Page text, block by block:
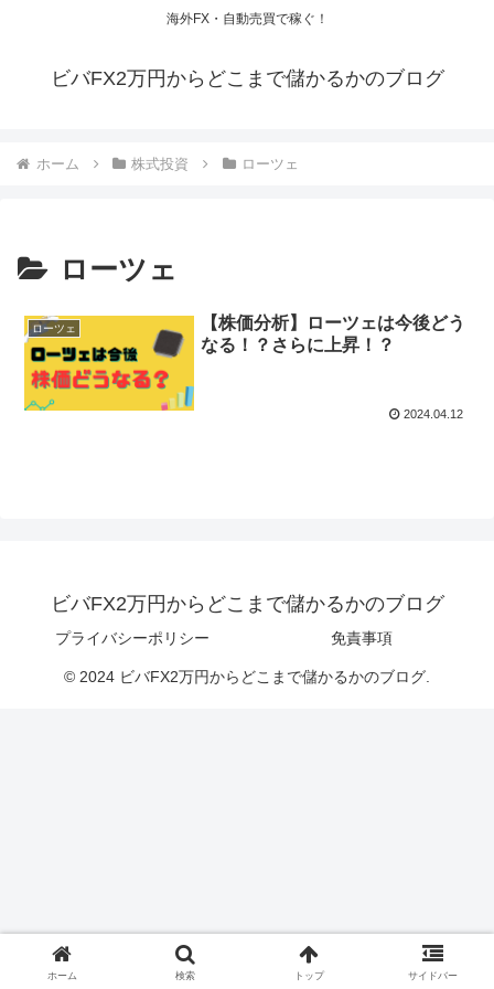
海外FX・自動売買で稼ぐ！
ビバFX2万円からどこまで儲かるかのブログ
ホーム 株式投資 ローツェ
ローツェ
ローツェ
【株価分析】ローツェは今後どう
なる！？さらに上昇！？
2024.04.12
ビバFX2万円からどこまで儲かるかのブログ
プライバシーポリシー 免責事項
© 2024 ビバFX2万円からどこまで儲かるかのブログ.
ホーム 検索 トップ サイドバー